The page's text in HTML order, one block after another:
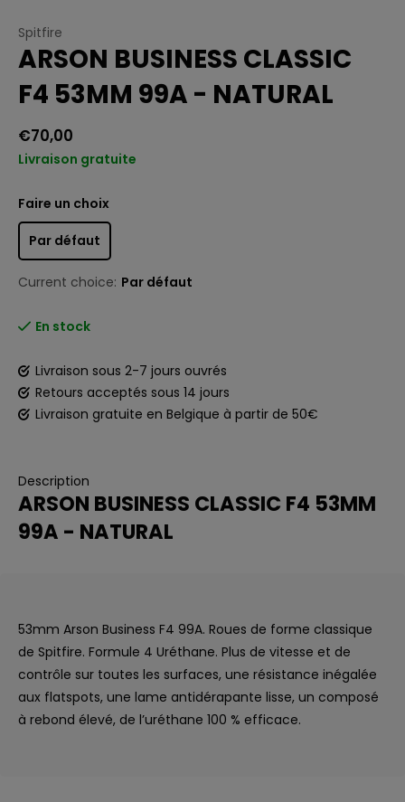
Spitfire
ARSON BUSINESS CLASSIC
F4 53MM 99A - NATURAL
€70,00
Livraison gratuite
Faire un choix
Par défaut
Current choice: Par défaut
En stock
Livraison sous 2-7 jours ouvrés
Retours acceptés sous 14 jours
Livraison gratuite en Belgique à partir de 50€
Description
ARSON BUSINESS CLASSIC F4 53MM
99A - NATURAL
53mm Arson Business F4 99A. Roues de forme classique
de Spitfire. Formule 4 Uréthane. Plus de vitesse et de
contrôle sur toutes les surfaces, une résistance inégalée
aux flatspots, une lame antidérapante lisse, un composé
à rebond élevé, de l’uréthane 100 % efficace.